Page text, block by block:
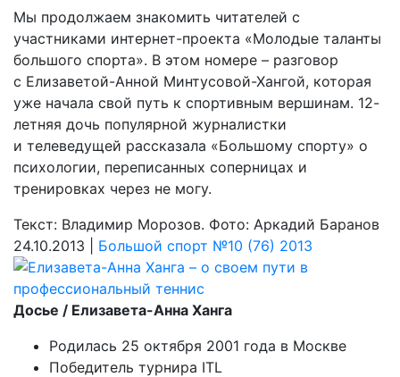
Мы продолжаем знакомить читателей с
участниками интернет-проекта «Молодые таланты
большого спорта». В этом номере – разговор
с Елизаветой-Анной Минтусовой-Хангой, которая
уже начала свой путь к спортивным вершинам. 12-
летняя дочь популярной журналистки
и телеведущей рассказала «Большому спорту» о
психологии, переписанных соперницах и
тренировках через не могу.
Текст: Владимир Морозов. Фото: Аркадий Баранов
24.10.2013 | Большой спорт №10 (76) 2013
Досье / Елизавета-Анна Ханга
Родилась 25 октября 2001 года в Москве
Победитель турнира ITL